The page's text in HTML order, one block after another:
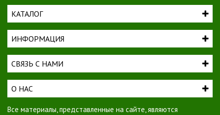
КАТАЛОГ
ИНФОРМАЦИЯ
СВЯЗЬ С НАМИ
О НАС
Все материалы, представленные на сайте, являются